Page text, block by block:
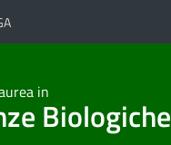
in
Biologiche